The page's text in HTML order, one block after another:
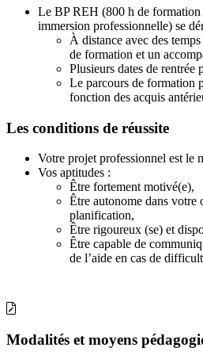
Le BP REH (800 h de formation
immersion professionnelle) se
À distance avec des
de formation et un
Plusieurs dates de rentrée
Le parcours de formation
fonction des acquis
Les conditions de réussite
Votre projet professionnel est le
Vos aptitudes :
Être fortement motivé(e),
Être autonome dans votre
planification,
Être rigoureux (se) et
Être capable de
de l’aide en cas de
Modalités et moyens